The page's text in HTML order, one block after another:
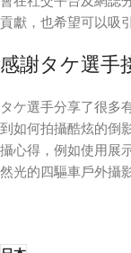
貢獻，也希望可以吸
感謝タケ選手
タケ選手分享了很多
到如何拍攝酷炫的倒
攝心得，例如使用展
然光的四驅車戶外攝